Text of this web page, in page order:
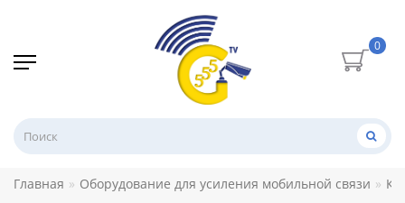
0
Главная Оборудование для усиления мобильной связи